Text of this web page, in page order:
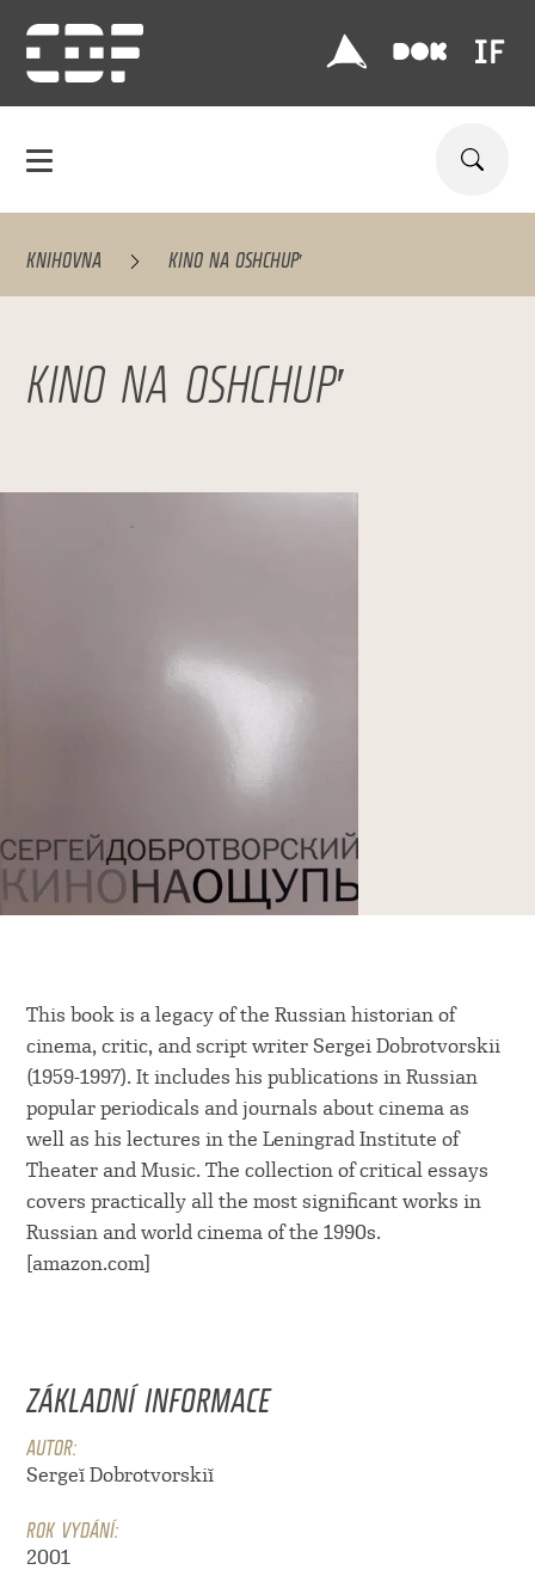
KNIHOVNA KINO NA OSHCHUPʹ
KINO NA OSHCHUPʹ
This book is a legacy of the Russian historian of
cinema, critic, and script writer Sergei Dobrotvorskii
(1959-1997). It includes his publications in Russian
popular periodicals and journals about cinema as
well as his lectures in the Leningrad Institute of
Theater and Music. The collection of critical essays
covers practically all the most significant works in
Russian and world cinema of the 1990s.
[amazon.com]
ZÁKLADNÍ INFORMACE
AUTOR:
Sergeĭ Dobrotvorskiĭ
ROK VYDÁNÍ:
2001